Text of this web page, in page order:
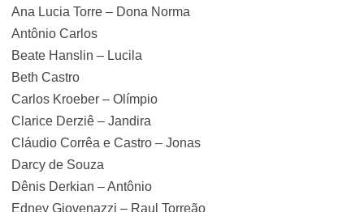
Ana Lucia Torre – Dona Norma
Antônio Carlos
Beate Hanslin – Lucila
Beth Castro
Carlos Kroeber – Olímpio
Clarice Derziê – Jandira
Cláudio Corrêa e Castro – Jonas
Darcy de Souza
Dênis Derkian – Antônio
Edney Giovenazzi – Raul Torreão